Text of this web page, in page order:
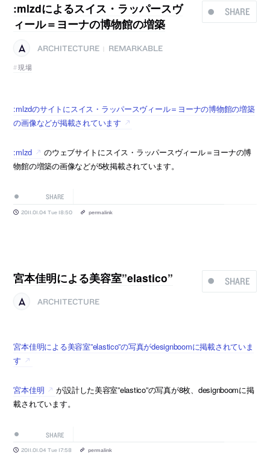
SHARE
:mlzdによるスイス・ラッパースヴ
ィール＝ヨーナの博物館の増築
ARCHITECTURE
REMARKABLE
現場
:mlzdのサイトにスイス・ラッパースヴィール＝ヨーナの博物館の増築
の画像などが掲載されています
:mlzd
のウェブサイトにスイス・ラッパースヴィール＝ヨーナの博
物館の増築の画像などが5枚掲載されています。
SHARE
2011.01.04 Tue 18:50 permalink
SHARE
宮本佳明による美容室”elastico”
ARCHITECTURE
宮本佳明による美容室”elastico”の写真がdesignboomに掲載されていま
す
宮本佳明
が設計した美容室”elastico”の写真が8枚、designboomに掲
載されています。
SHARE
2011.01.04 Tue 17:58 permalink